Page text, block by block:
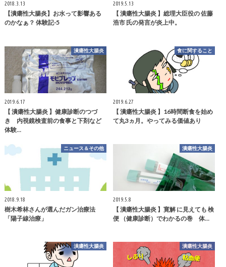
2018.3.13
【潰瘍性大腸炎】お水って影響ある
のかなぁ？ 体験記-5
2019.5.13
【 潰瘍性大腸炎 】総理大臣役の 佐藤
浩市 氏の発言が炎上中。
潰瘍性大腸炎
2019.6.17
【 潰瘍性大腸炎 】健康診断のつづ
き 内視鏡検査前の食事と下剤など
体験…
食に関すること
2019.6.27
【 潰瘍性大腸炎 】16時間断食を始め
て丸3ヵ月。やってみる価値あり
ニュース＆その他
2018.9.18
樹木希林さんが選んだガン治療法
「陽子線治療」
潰瘍性大腸炎
2019.5.8
【 潰瘍性大腸炎 】寛解 に見えても 検
便 （健康診断）でわかるの巻 体…
潰瘍性大腸炎 潰瘍性大腸炎